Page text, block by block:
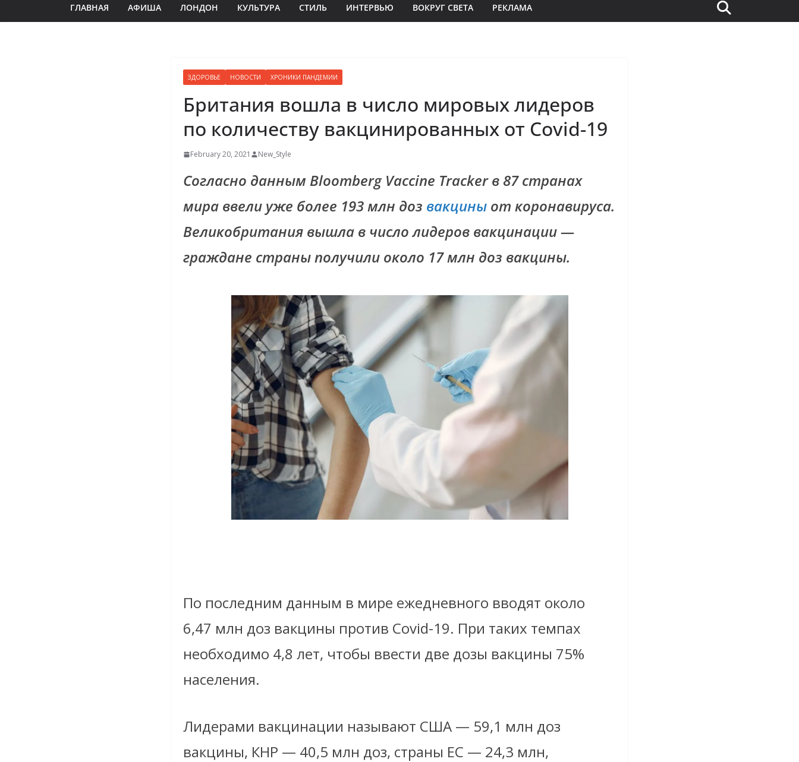
ГЛАВНАЯ АФИША ЛОНДОН КУЛЬТУРА СТИЛЬ ИНТЕРВЬЮ ВОКРУГ СВЕТА РЕКЛАМА
ЗДОРОВЬЕ НОВОСТИ ХРОНИКИ ПАНДЕМИИ
Британия вошла в число мировых лидеров
по количеству вакцинированных от Covid-19
February 20, 2021 New_Style
Согласно данным Bloomberg Vaccine Tracker в 87 странах
мира ввели уже более 193 млн доз вакцины от коронавируса.
Великобритания вышла в число лидеров вакцинации —
граждане страны получили около 17 млн доз вакцины.
По последним данным в мире ежедневного вводят около
6,47 млн доз вакцины против Covid-19. При таких темпах
необходимо 4,8 лет, чтобы ввести две дозы вакцины 75%
населения.
Лидерами вакцинации называют США — 59,1 млн доз
вакцины, КНР — 40,5 млн доз, страны ЕС — 24,3 млн,